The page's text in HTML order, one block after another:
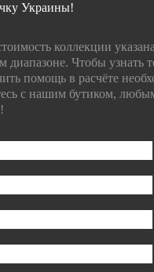
Украины!
коллекции
диапазоне. Чтобы узнать
помощь в расчёте
с нашим бутиком,